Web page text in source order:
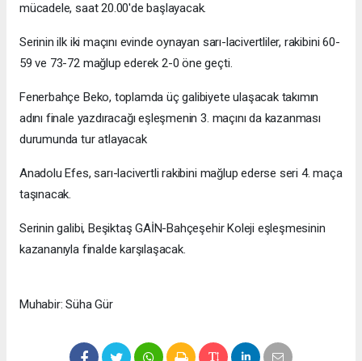
mücadele, saat 20.00'de başlayacak.
Serinin ilk iki maçını evinde oynayan sarı-lacivertliler, rakibini 60-
59 ve 73-72 mağlup ederek 2-0 öne geçti.
Fenerbahçe Beko, toplamda üç galibiyete ulaşacak takımın
adını finale yazdıracağı eşleşmenin 3. maçını da kazanması
durumunda tur atlayacak
Anadolu Efes, sarı-lacivertli rakibini mağlup ederse seri 4. maça
taşınacak.
Serinin galibi, Beşiktaş GAİN-Bahçeşehir Koleji eşleşmesinin
kazananıyla finalde karşılaşacak.
Muhabir: Süha Gür